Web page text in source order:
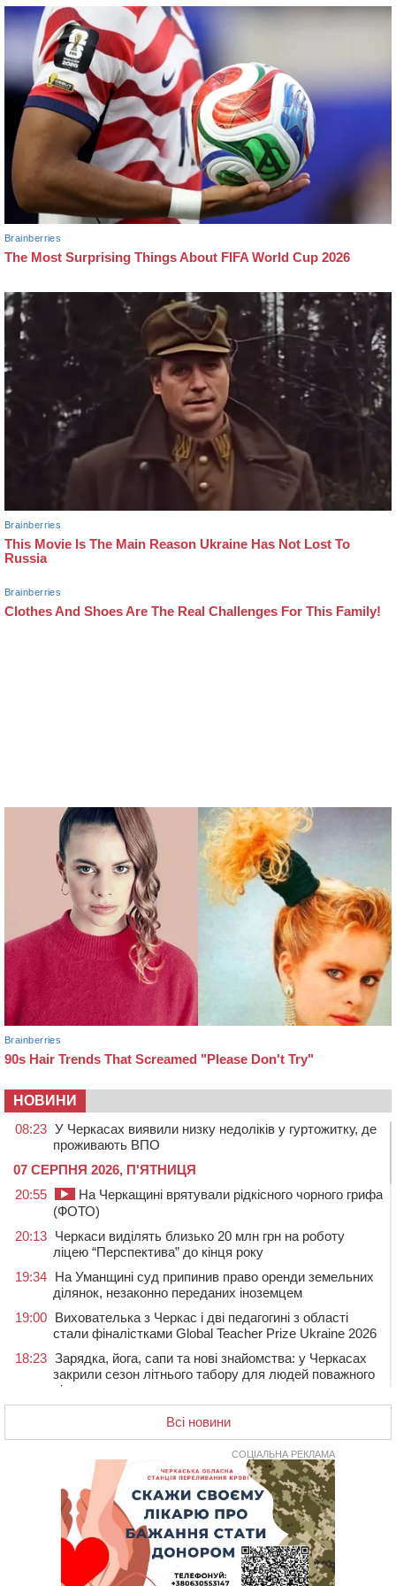
НОВИНИ
08:23 У Черкасах виявили низку недоліків у гуртожитку, де
проживають ВПО
07 СЕРПНЯ 2026, П'ЯТНИЦЯ
20:55
На Черкащині врятували рідкісного чорного грифа
(ФОТО)
20:13 Черкаси виділять близько 20 млн грн на роботу
ліцею “Перспектива” до кінця року
19:34 На Уманщині суд припинив право оренди земельних
ділянок, незаконно переданих іноземцем
19:00 Вихователька з Черкас і дві педагогині з області
стали фіналістками Global Teacher Prize Ukraine 2026
18:23 Зарядка, йога, сапи та нові знайомства: у Черкасах
закрили сезон літнього табору для людей поважного
віку
“Це страшна несправедливість”: мати хворого на
ОВА виділити кошти на дороговартісні ліки
На Уманщині судитимуть колишню очільницю відділу
освіти через закупівлю електрики за завищеною
ціною
У Черкасах провели в останню путь двох
загиблих воїнів
Всі новини
СОЦІАЛЬНА РЕКЛАМА